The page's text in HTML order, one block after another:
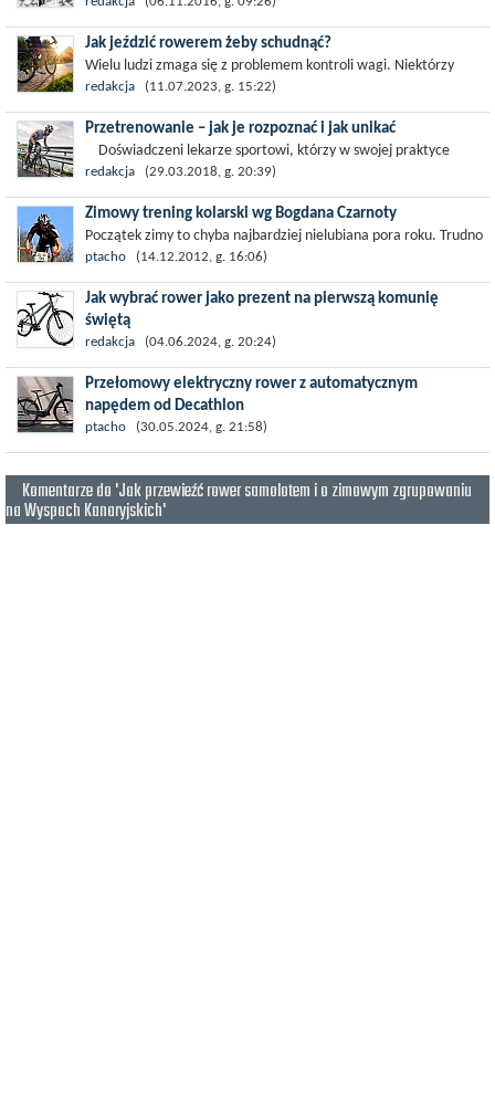
mają słabości. W...
Jak jeździć rowerem żeby schudnąć?
Wielu ludzi zmaga się z problemem kontroli wagi. Niektórzy
chcą jak najlepiej wyglądać w sezonie letnim, inni boją się
konsekwencji...
redakcja (11.07.2023, g. 15:22)
Przetrenowanie – jak je rozpoznać i jak unikać
Doświadczeni lekarze sportowi, którzy w swojej praktyce
zawodowej prowadzili wielu amatorów i zawodników,...
redakcja (29.03.2018, g. 20:39)
Zimowy trening kolarski wg Bogdana Czarnoty
Początek zimy to chyba najbardziej nielubiana pora roku. Trudno
nam się przyzwyczaić do pierwszych mrozów, nieodśnieżonych
chodników i do zmroku...
ptacho (14.12.2012, g. 16:06)
Jak wybrać rower jako prezent na pierwszą komunię
świętą
Rowery nie są już tak popularnym prezentem komunijnym, jak
jeszcze kilka lat temu. Coraz częściej stawia się na elektronikę
lub różne...
redakcja (04.06.2024, g. 20:24)
Przełomowy elektryczny rower z automatycznym
napędem od Decathlon
Moda na rowery elektryczne dynamicznie się rozwija. Klienci są
gotowi zapłacić ponad 10 tys. złotych za jednoślad, który
wymaga użycia siły...
ptacho (30.05.2024, g. 21:58)
Komentarze do 'Jak przewieźć rower samolotem i o zimowym zgrupowaniu
na Wyspach Kanaryjskich'